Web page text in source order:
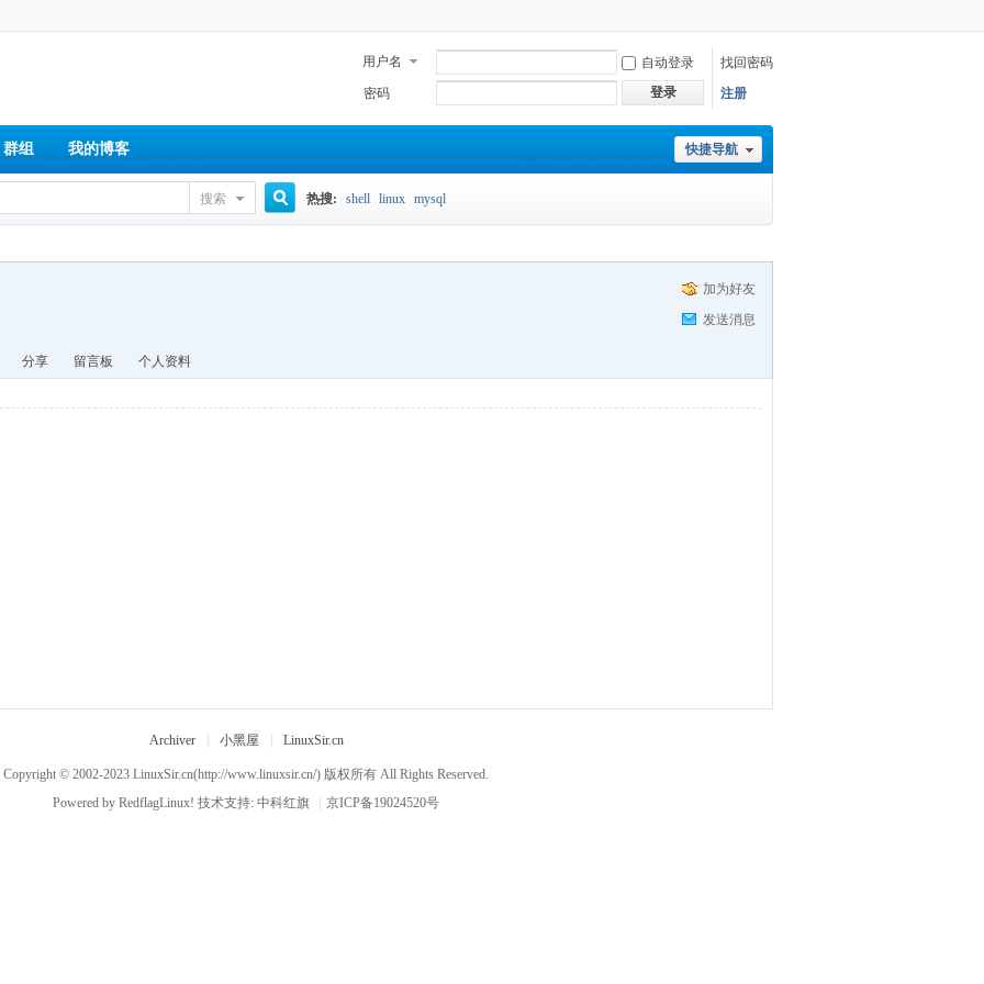
用户名 自动登录
找回密码
密码
登录 注册
快捷导航
群组 我的博客
搜索
搜
热搜: shell linux mysql
加为好友
发送消息
分享 留言板 个人资料
Archiver 小黑屋 LinuxSir.cn
Copyright © 2002-2023 LinuxSir.cn(http://www.linuxsir.cn/) 版权所有 All Rights Reserved.
Powered by RedflagLinux! 技术支持: 中科红旗 京ICP备19024520号